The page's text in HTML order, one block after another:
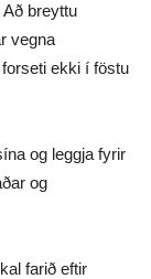
Að breyttu
vegna
ekki í föstu
og leggja fyrir
og
farið eftir